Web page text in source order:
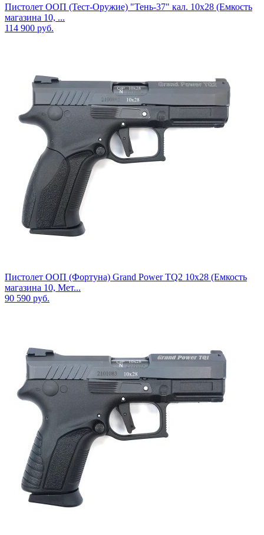
Пистолет ООП (Тест-Оружие) "Тень-37" кал. 10х28 (Емкость
магазина 10, ...
114 900 руб.
Пистолет ООП (Фортуна) Grand Power TQ2 10х28 (Емкость
магазина 10, Мет...
90 590 руб.